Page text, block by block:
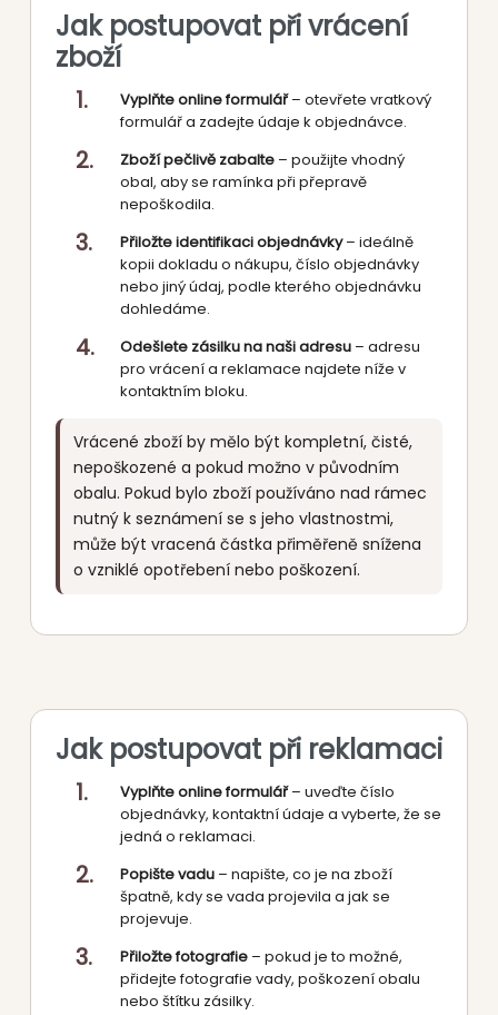
Jak postupovat při vrácení
zboží
Vyplňte online formulář– otevřete vratkový
formulář a zadejte údaje k objednávce.
Zboží pečlivě zabalte – použijte vhodný
obal, aby se ramínka při přepravě
nepoškodila.
Přiložte identifikaci objednávky– ideálně
kopii dokladu o nákupu, číslo objednávky
nebo jiný údaj, podle kterého objednávku
dohledáme.
Odešlete zásilku na naši adresu – adresu
pro vrácení a reklamace najdete níže v
kontaktním bloku.
Vrácené zboží by mělo být kompletní, čisté,
nepoškozené a pokud možno v původním
obalu. Pokud bylo zboží používáno nad rámec
nutný k seznámení se s jeho vlastnostmi,
může být vracená částka přiměřeně snížena
o vzniklé opotřebení nebo poškození.
Jak postupovat při reklamaci
Vyplňte online formulář– uveďte číslo
objednávky, kontaktní údaje a vyberte, že se
jedná o reklamaci.
Popište vadu – napište, co je na zboží
špatně, kdy se vada projevila a jak se
projevuje.
Přiložte fotografie – pokud je to možné,
přidejte fotografie vady, poškození obalu
nebo štítku zásilky.